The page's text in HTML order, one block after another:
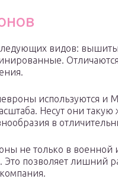
видов:
используются и
Несут они
в
не только в
позволяет лишний